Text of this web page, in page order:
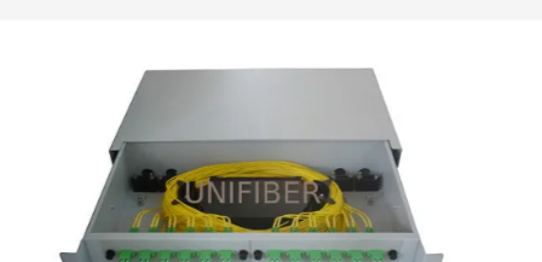
MAISON
PRODUITS